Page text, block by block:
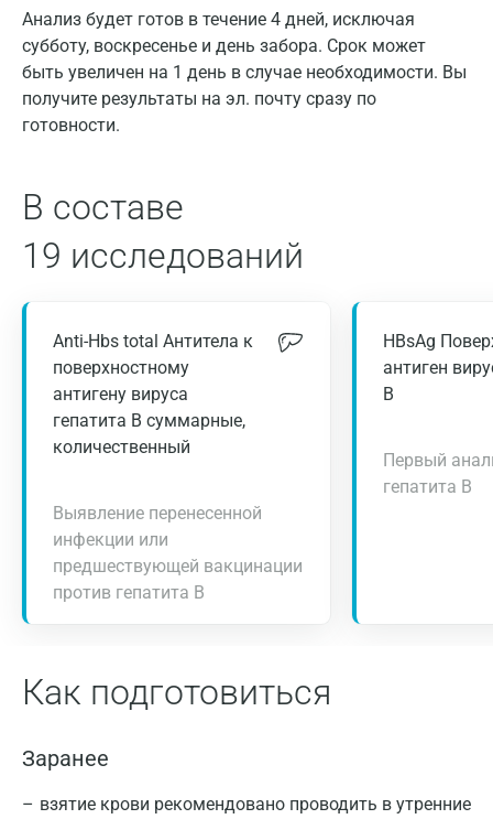
Анализ будет готов в течение 4 дней, исключая
субботу, воскресенье и день забора. Срок может
быть увеличен на 1 день в случае необходимости. Вы
получите результаты на эл. почту сразу по
готовности.
В составе
19 исследований
Anti-Hbs total Антитела к
поверхностному
антигену вируса
гепатита В суммарные,
количественный
Выявление перенесенной
инфекции или
предшествующей вакцинации
против гепатита В
HBsAg
антиген
В
Первый
гепатита В
Как подготовиться
Заранее
взятие крови рекомендовано проводить в утренние